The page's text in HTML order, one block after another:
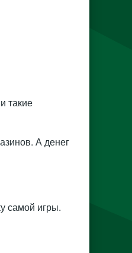
такие
А денег
самой игры.